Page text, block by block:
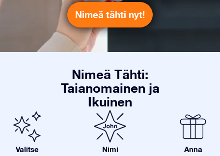
Nimeä tähti nyt!
Nimeä Tähti:
Taianomainen ja
Ikuinen
Valitse Nimi Anna